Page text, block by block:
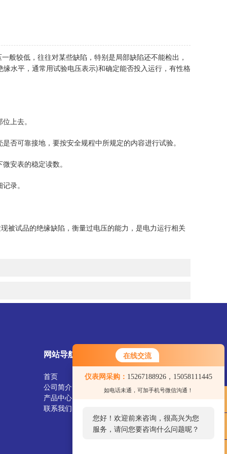
在线交流
仪表网采购： 15267188926，15058111445
如电话未通，可加手机号微信沟通！
您好！欢迎前来咨询，很高兴为您
服务，请问您要咨询什么问题呢？
般较低，往往对某些缺陷，特别是局部缺陷还不能检出，
水平，通常用试验电压表示)和确定能否投入运行，有性格
上去。
可靠接地，要按安全规程中所规定的内容进行试验。
安表的稳定读数。
录。
被试品的绝缘缺陷，衡量过电压的能力，是电力运行相关
网站导航
首页
公司简介
产品中心
联系我们